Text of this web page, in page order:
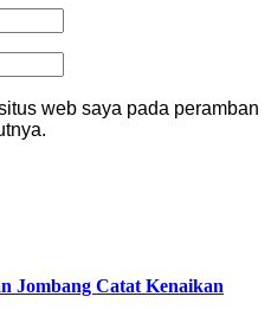
web saya pada peramban
Jombang Catat Kenaikan